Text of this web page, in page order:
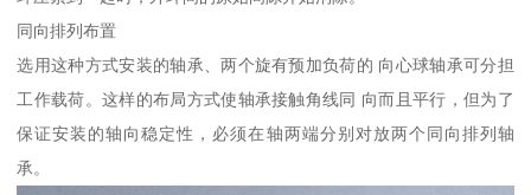
同向排列布置
选用这种方式安装的轴承、两个旋有预加负荷的 向心球轴承可分担
工作载荷。这样的布局方式使轴承接触角线同 向而且平行，但为了
保证安装的轴向稳定性，必须在轴两端分别对放两个同向排列轴
承。